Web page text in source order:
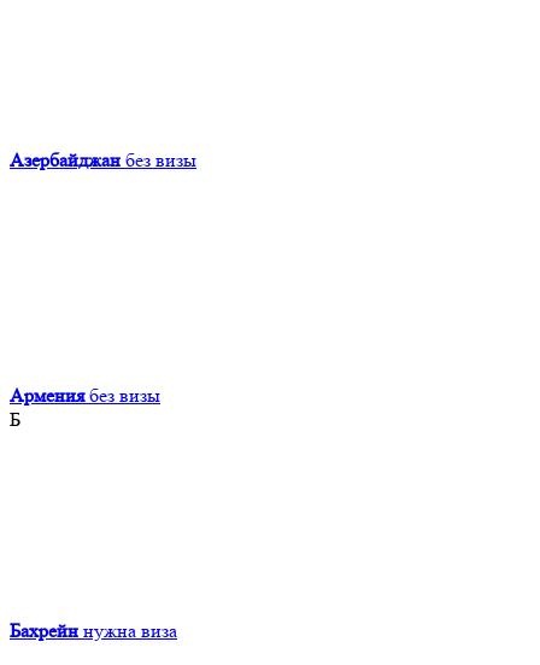
Азербайджан без визы
Армения без визы
Б
Бахрейн нужна виза